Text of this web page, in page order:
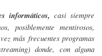
informáticos, casi siempre
posiblemente mentirosos,
más frecuentes programas
donde, con alguna